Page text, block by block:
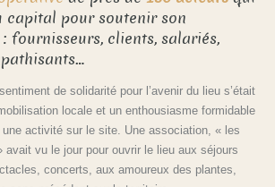
capital pour soutenir son
fournisseurs, clients, salariés,
de solidarité pour l’avenir du lieu s’était
locale et un enthousiasme formidable
une activité sur le site. Une association, « les
avait vu le jour pour ouvrir le lieu aux séjours
concerts, aux amoureux des plantes,